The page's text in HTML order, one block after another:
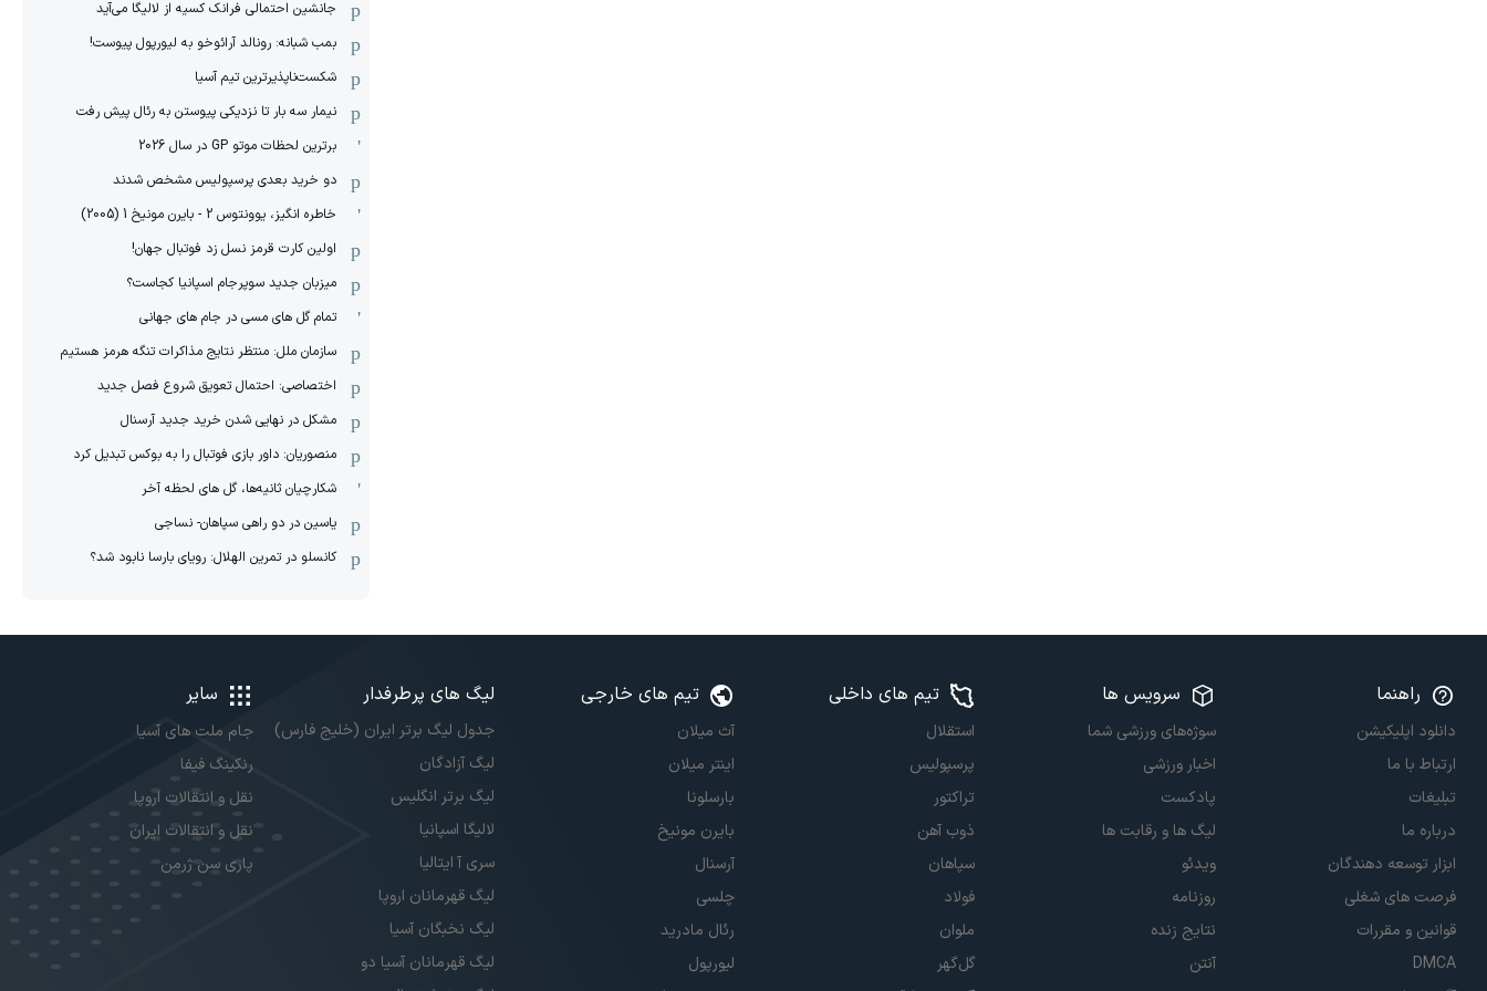
جانشین احتمالی فرانک کسیه از لالیگا می‌آید
بمب شبانه: رونالد آرائوخو به لیورپول پیوست!
شکست‌ناپذیرترین تیم آسیا
نیمار سه بار تا نزدیکی پیوستن به رئال پیش رفت
برترین لحظات موتو GP در سال 2026
دو خرید بعدی پرسپولیس مشخص شدند
خاطره انگیز، یوونتوس 2 - بایرن مونیخ 1 (2005)
اولین کارت قرمز نسل زد فوتبال جهان!
میزبان جدید سوپرجام اسپانیا کجاست؟
تمام گل های مسی در جام های جهانی
سازمان ملل: منتظر نتایج مذاکرات تنگه هرمز هستیم
اختصاصی: احتمال تعویق شروع فصل جدید
مشکل در نهایی شدن خرید جدید آرسنال
منصوریان: داور بازی فوتبال را به بوکس تبدیل کرد
شکارچیان ثانیه‌ها، گل های لحظه آخر
یاسین در دو راهی سپاهان- نساجی
کانسلو در تمرین الهلال: رویای بارسا نابود شد؟
راهنما
دانلود اپلیکیشن
ارتباط با ما
تبلیغات
درباره ما
ابزار توسعه دهندگان
فرصت های شغلی
قوانین و مقررات
DMCA
سرویس ها
سوژه‌های ورزشی شما
اخبار ورزشی
پادکست
لیگ ها و رقابت ها
ویدئو
روزنامه
نتایج زنده
آنتن
تیم های داخلی
استقلال
پرسپولیس
تراکتور
ذوب آهن
سپاهان
فولاد
ملوان
گل‌گهر
تیم های خارجی
آث میلان
اینتر میلان
بارسلونا
بایرن مونیخ
آرسنال
چلسی
رئال مادرید
لیورپول
لیگ های پرطرفدار
جدول لیگ برتر ایران (خلیج فارس)
لیگ آزادگان
لیگ برتر انگلیس
لالیگا اسپانیا
سری آ ایتالیا
لیگ قهرمانان اروپا
لیگ نخبگان آسیا
لیگ قهرمانان آسیا دو
سایر
جام ملت های آسیا
رنکینگ فیفا
نقل و انتقالات اروپا
نقل و انتقالات ایران
پاری سن ژرمن